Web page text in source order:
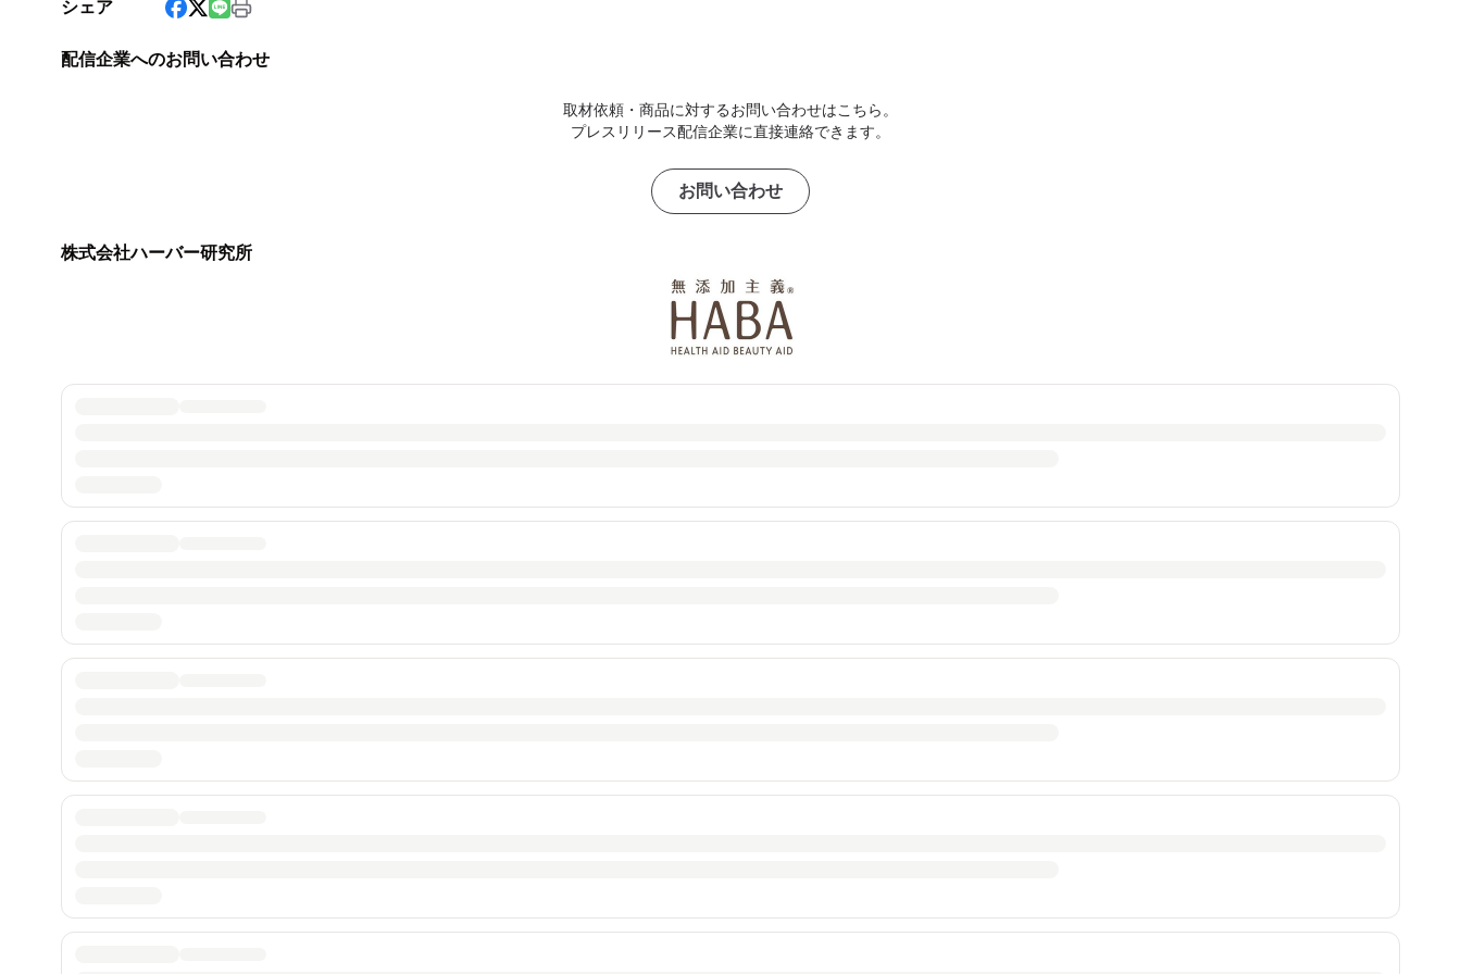
シェア
配信企業へのお問い合わせ
取材依頼・商品に対するお問い合わせはこちら。
プレスリリース配信企業に直接連絡できます。
お問い合わせ
株式会社ハーバー研究所